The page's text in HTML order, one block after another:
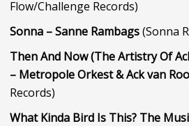
Flow/Challenge Records)
Sonna – Sanne Rambags(Sonna
Then And Now (The Artistry Of
– Metropole Orkest & Ack van
Records)
What Kinda Bird Is This? The